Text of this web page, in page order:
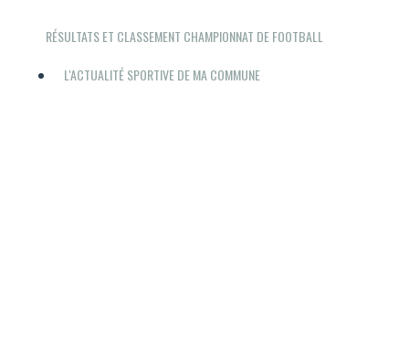
RÉSULTATS ET CLASSEMENT CHAMPIONNAT DE FOOTBALL
L'ACTUALITÉ SPORTIVE DE MA COMMUNE